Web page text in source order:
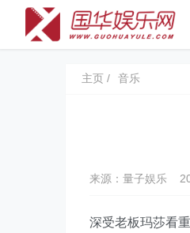
主页 音乐
来源：量子娱乐
深受老板玛莎看